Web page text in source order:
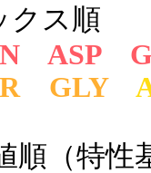
クス順
ASP
GLY
順（特性